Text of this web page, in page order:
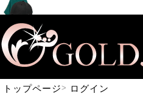
トップページ ログイン